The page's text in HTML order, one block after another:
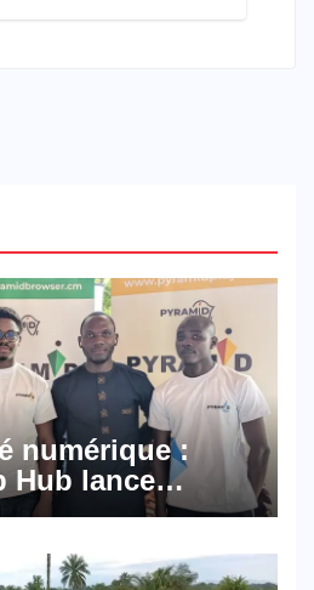
numérique :
Hub lance
et Pyramid
in